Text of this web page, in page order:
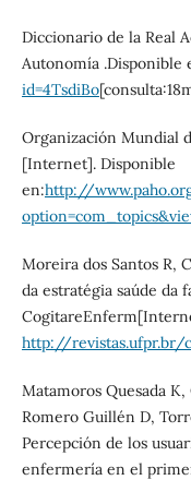
Diccionario de la Real
Autonomía .Disponible
id=4TsdiBo
Organización Mundial
[Internet]. Disponible
en:http://
Moreira dos Santos R,
da estratégia saúde da
http://revistas.ufpr.br/
Matamoros Quesada
Romero Guillén D,
Percepción de los
enfermería en el